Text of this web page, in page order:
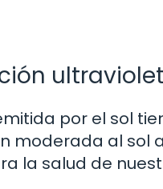
por el sol
moderada al
la salud de